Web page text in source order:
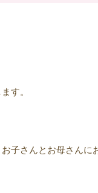
す。
子さんとお母さんに